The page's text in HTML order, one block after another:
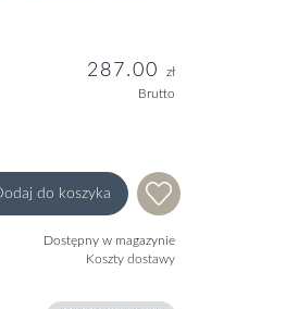
287.00
zł
Brutto
do koszyka
Dostępny w magazynie
Koszty dostawy